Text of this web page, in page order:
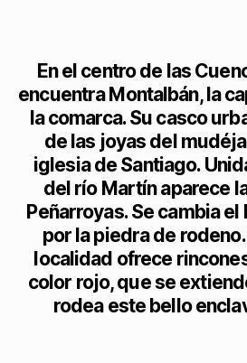
En el centro de las
encuentra Montalbán, la
la comarca. Su casco
de las joyas del
iglesia de Santiago.
del río Martín aparece
Peñarroyas. Se cambia
por la piedra de
localidad ofrece
color rojo, que se
rodea este bello